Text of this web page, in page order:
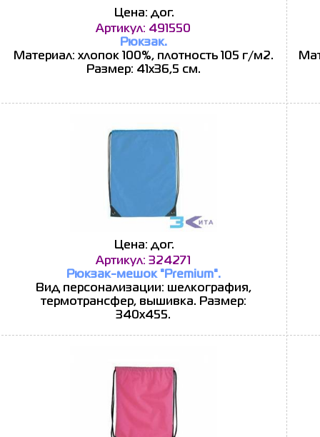
Цена: дог.
Артикул: 491550
Рюкзак.
Материал: хлопок 100%, плотность 105 г/м2.
Размер: 41х36,5 см.
Цена: дог.
Артикул: 324271
Рюкзак-мешок "Premium".
Вид персонализации: шелкография,
термотрансфер, вышивка. Размер:
340х455.